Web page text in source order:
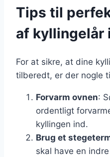
Tips til
af kyllingelår
For at sikre, at dine
tilberedt, er der nogle
Forvarm ovnen:
ordentligt
kyllingen ind.
Brug et
skal have en